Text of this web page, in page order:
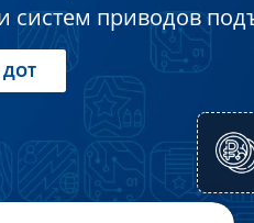
систем приводов
с ДОТ